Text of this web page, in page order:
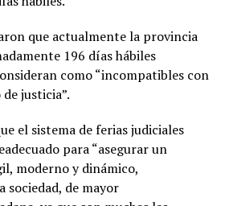
que actualmente la provincia
196 días hábiles
como “incompatibles con
justicia”.
el sistema de ferias judiciales
para “asegurar un
moderno y dinámico,
de mayor